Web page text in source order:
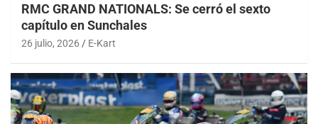
RMC GRAND NATIONALS: Se cerró el sexto
capítulo en Sunchales
26 julio, 2026 E-Kart